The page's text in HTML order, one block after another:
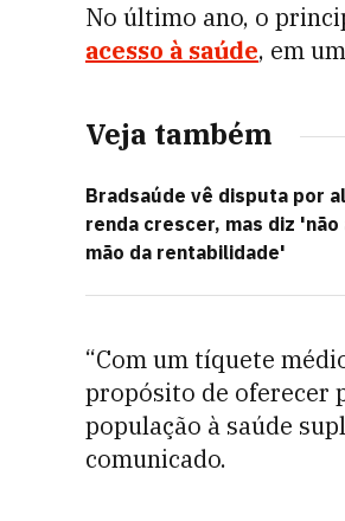
No último ano, o
acesso à saúde, em
Veja também
Bradsaúde vê disputa por
renda crescer, mas diz 'não
mão da rentabilidade'
“Com um tíquete
propósito de oferecer
população à saúde
comunicado.